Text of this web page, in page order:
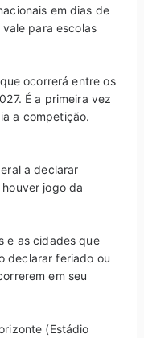
em dias de
para escolas
ocorrerá entre os
É a primeira vez
a competição.
a declarar
jogo da
e as cidades que
declarar feriado ou
em seu
(Estádio